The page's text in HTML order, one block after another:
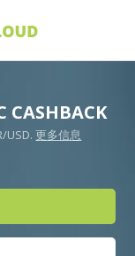
CASHBACK
USD.更多信息